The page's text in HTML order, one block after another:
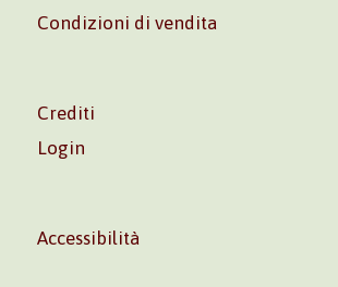
Condizioni di vendita
Crediti
Login
Accessibilità